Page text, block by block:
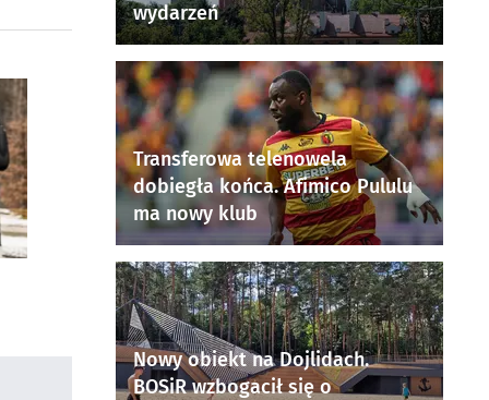
wydarzeń
Transferowa telenowela
dobiegła końca. Afimico Pululu
ma nowy klub
Nowy obiekt na Dojlidach.
BOSiR wzbogacił się o